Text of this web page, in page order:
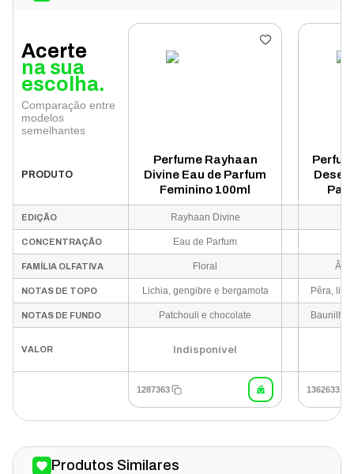
Acerte
na sua
escolha.
Comparação entre
modelos
semelhantes
PRODUTO
Perfume Rayhaan
Divine Eau de Parfum
Feminino 100ml
EDIÇÃO Rayhaan Divine
CONCENTRAÇÃO Eau de Parfum
FAMÍLIA OLFATIVA Floral
NOTAS DE TOPO Lichia, gengibre e bergamota
NOTAS DE FUNDO Patchouli e chocolate
VALOR Indisponível
1287363 1362633
Produtos Similares